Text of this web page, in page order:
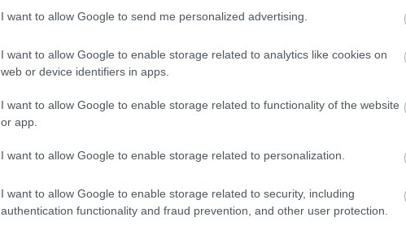
I want to allow Google to send me personalized advertising.
I want to allow Google to enable storage related to analytics like cookies on
web or device identifiers in apps.
I want to allow Google to enable storage related to functionality of the website
or app.
I want to allow Google to enable storage related to personalization.
I want to allow Google to enable storage related to security, including
authentication functionality and fraud prevention, and other user protection.
veszed át a hírt, akkor légy kedves
2022. február 12. írta:
Messziről jött séf, azt főz,
amit akar
Szép csendesen átvette a Costes-
csoport szakmai irányítását, a végleg
ázsiai
baszk
belgium
dél
english
északi